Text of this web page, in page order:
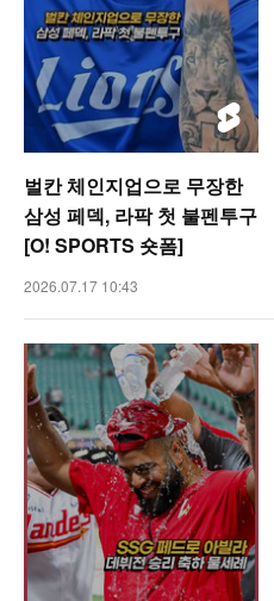
벌칸 체인지업으로 무장한
삼성 페덱, 라팍 첫 불펜투구
[O! SPORTS 숏폼]
2026.07.17 10:43